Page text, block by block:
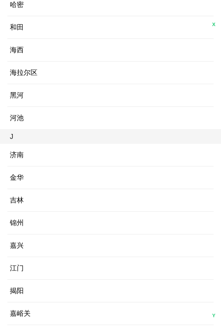
哈密
和田
海西
海拉尔区
黑河
河池
J
济南
金华
吉林
锦州
嘉兴
江门
揭阳
嘉峪关
X
Y